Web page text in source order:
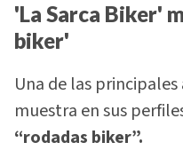
'La Sarca Biker'
biker'
Una de las
muestra en sus
“rodadas biker”.